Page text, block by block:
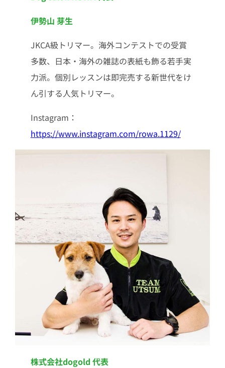
伊勢山 芽生
JKCA級トリマー。海外コンテストでの受賞
多数、日本・海外の雑誌の表紙も飾る若手実
力派。個別レッスンは即完売する新世代をけ
ん引する人気トリマー。
Instagram：
https://www.instagram.com/rowa.1129/
株式会社dogold 代表